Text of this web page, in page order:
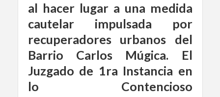
al hacer lugar a una medida
cautelar impulsada por
recuperadores urbanos del
Barrio Carlos Múgica. El
Juzgado de 1ra Instancia en
lo Contencioso